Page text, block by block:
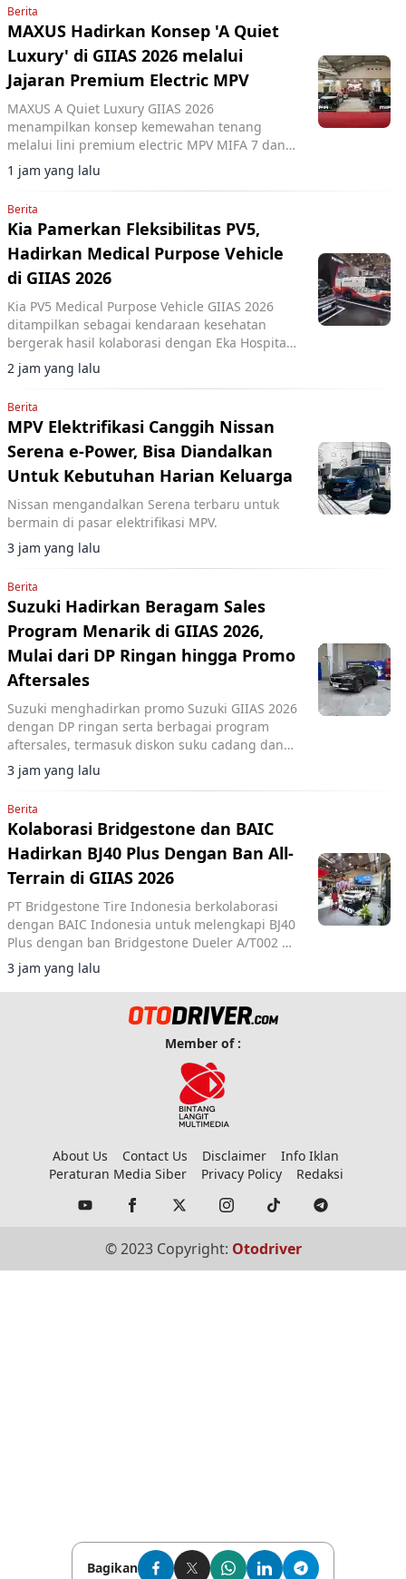
Berita
MAXUS Hadirkan Konsep 'A Quiet
Luxury' di GIIAS 2026 melalui
Jajaran Premium Electric MPV
MAXUS A Quiet Luxury GIIAS 2026
menampilkan konsep kemewahan tenang
melalui lini premium electric MPV MIFA 7 dan
MIFA 9 di ICE BSD City.
1 jam yang lalu
Berita
Kia Pamerkan Fleksibilitas PV5,
Hadirkan Medical Purpose Vehicle
di GIIAS 2026
Kia PV5 Medical Purpose Vehicle GIIAS 2026
ditampilkan sebagai kendaraan kesehatan
bergerak hasil kolaborasi dengan Eka Hospital
dan mitra lainnya.
2 jam yang lalu
Berita
MPV Elektrifikasi Canggih Nissan
Serena e-Power, Bisa Diandalkan
Untuk Kebutuhan Harian Keluarga
Nissan mengandalkan Serena terbaru untuk
bermain di pasar elektrifikasi MPV.
3 jam yang lalu
Berita
Suzuki Hadirkan Beragam Sales
Program Menarik di GIIAS 2026,
Mulai dari DP Ringan hingga Promo
Aftersales
Suzuki menghadirkan promo Suzuki GIIAS 2026
dengan DP ringan serta berbagai program
aftersales, termasuk diskon suku cadang dan
voucher selama pameran di ICE BSD City.
3 jam yang lalu
Berita
Kolaborasi Bridgestone dan BAIC
Hadirkan BJ40 Plus Dengan Ban All-
Terrain di GIIAS 2026
PT Bridgestone Tire Indonesia berkolaborasi
dengan BAIC Indonesia untuk melengkapi BJ40
Plus dengan ban Bridgestone Dueler A/T002 di
GIIAS 2026.
3 jam yang lalu
Bagikan
Member of :
About Us Contact Us Disclaimer
Info Iklan
Peraturan Media Siber
Privacy Policy Redaksi
© 2023 Copyright: Otodriver